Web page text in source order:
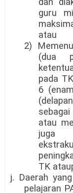
guru
atau
2)
(dua
pada
6
atau
juga
TK
j. Daerah
pelajaran